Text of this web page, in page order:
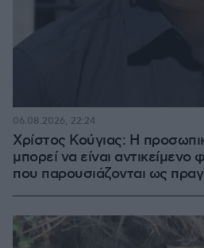
Χρίστος Κούγιας: Η
μπορεί να είναι
που παρουσιάζονται ως
06.08.2026, 22:24